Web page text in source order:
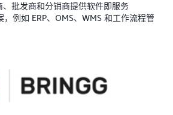
批发商和分销商提供软件即服务
，例如 ERP、OMS、WMS 和工作流程管